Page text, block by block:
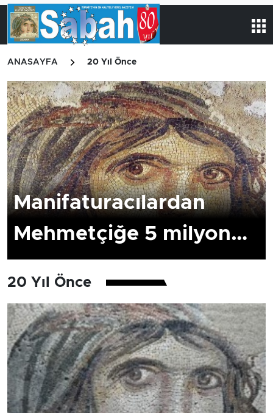
ANASAYFA 20 Yıl Önce
Manifaturacılardan
Mehmetçiğe 5 milyon…
20 Yıl Önce